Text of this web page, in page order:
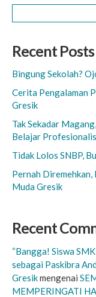
Recent Posts
Bingung Sekolah?
Cerita Pengalaman
Gresik
Tak Sekadar
Belajar
Tidak Lolos SNBP,
Pernah Diremehkan,
Muda Gresik
Recent
“Bangga! Siswa
sebagai Paskibra
Gresikmengenai
MEMPERINGATI